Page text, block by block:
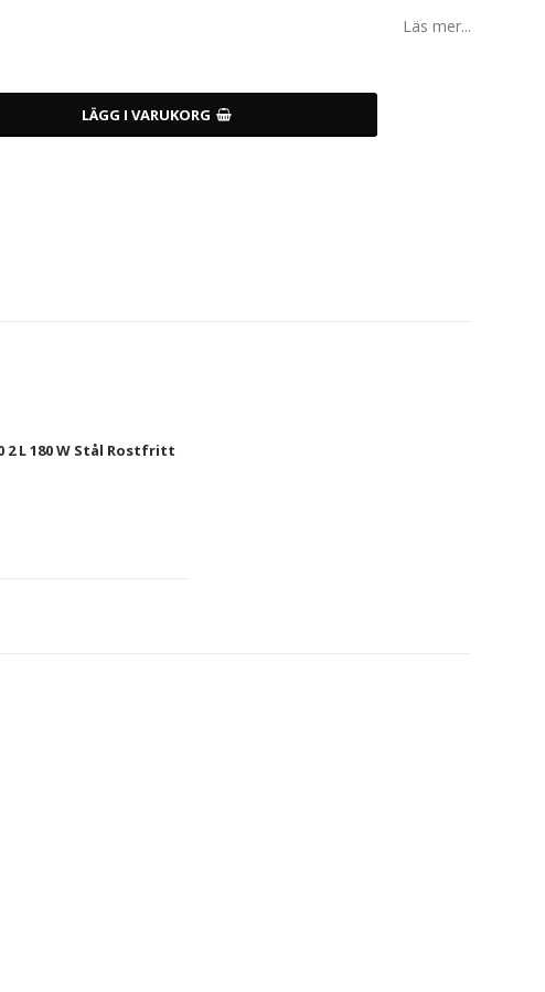
Läs mer...
LÄGG I VARUKORG
2 L 180 W Stål Rostfritt